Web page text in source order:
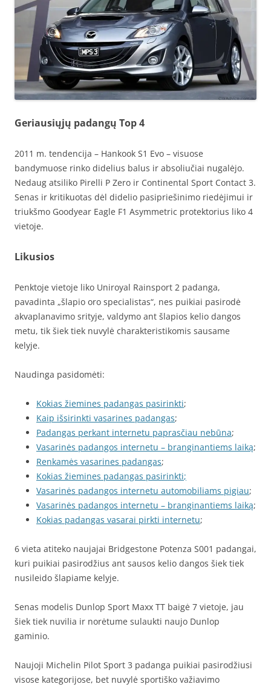
Geriausiųjų padangų Top 4
2011 m. tendencija – Hankook S1 Evo – visuose
bandymuose rinko didelius balus ir absoliučiai nugalėjo.
Nedaug atsiliko Pirelli P Zero ir Continental Sport Contact 3.
Senas ir kritikuotas dėl didelio pasipriešinimo riedėjimui ir
triukšmo Goodyear Eagle F1 Asymmetric protektorius liko 4
vietoje.
Likusios
Penktoje vietoje liko Uniroyal Rainsport 2 padanga,
pavadinta „šlapio oro specialistas“, nes puikiai pasirodė
akvaplanavimo srityje, valdymo ant šlapios kelio dangos
metu, tik šiek tiek nuvylė charakteristikomis sausame
kelyje.
Naudinga pasidomėti:
Kokias žiemines padangas pasirinkti;
Kaip išsirinkti vasarines padangas;
Padangas perkant internetu paprasčiau nebūna;
Vasarinės padangos internetu – branginantiems laiką;
Renkamės vasarines padangas;
Kokias žiemines padangas pasirinkti;
Vasarinės padangos internetu automobiliams pigiau;
Vasarinės padangos internetu – branginantiems laiką;
Kokias padangas vasarai pirkti internetu;
6 vieta atiteko naujajai Bridgestone Potenza S001 padangai,
kuri puikiai pasirodžius ant sausos kelio dangos šiek tiek
nusileido šlapiame kelyje.
Senas modelis Dunlop Sport Maxx TT baigė 7 vietoje, jau
šiek tiek nuvilia ir norėtume sulaukti naujo Dunlop
gaminio.
Naujoji Michelin Pilot Sport 3 padanga puikiai pasirodžiusi
visose kategorijose, bet nuvylė sportiško važiavimo